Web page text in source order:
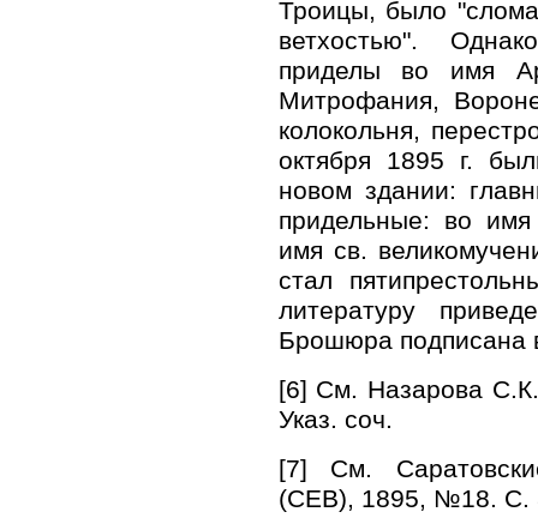
Троицы, было
ветхостью".
приделы во имя
Митрофания,
колокольня,
октября 1895 г.
новом здании:
придельные: во
имя св.
стал
литературу
Брошюра подписана
[6] См. Назарова
Указ. соч.
[7] См.
(СЕВ), 1895, №18. С.